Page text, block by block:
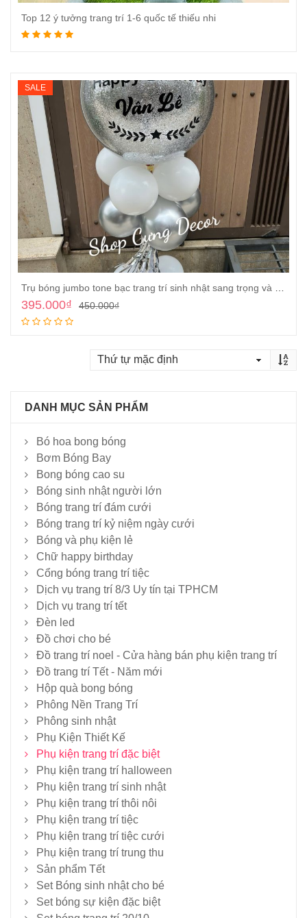
Top 12 ý tưởng trang trí 1-6 quốc tế thiếu nhi
SALE
450.000₫
395.000₫
DANH MỤC SẢN PHẨM
Bó hoa bong bóng
Bơm Bóng Bay
Bong bóng cao su
Bóng sinh nhật người lớn
Bóng trang trí đám cưới
Bóng trang trí kỷ niệm ngày cưới
Bóng và phụ kiện lẻ
Chữ happy birthday
Cổng bóng trang trí tiệc
Dịch vụ trang trí 8/3 Uy tín tại TPHCM
Dịch vụ trang trí tết
Đèn led
Đồ chơi cho bé
Đồ trang trí noel - Cửa hàng bán phụ kiện trang trí
Đồ trang trí Tết - Năm mới
Hộp quà bong bóng
Phông Nền Trang Trí
Phông sinh nhật
Phụ Kiện Thiết Kế
Phụ kiện trang trí đặc biệt
Phụ kiện trang trí halloween
Phụ kiện trang trí sinh nhật
Phụ kiện trang trí thôi nôi
Phụ kiện trang trí tiệc
Phụ kiện trang trí tiệc cưới
Phụ kiện trang trí trung thu
Sản phẩm Tết
Set Bóng sinh nhật cho bé
Set bóng sự kiện đặc biệt